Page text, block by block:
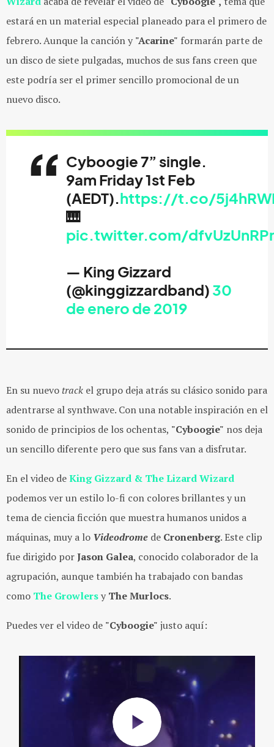
estará en un material especial planeado para el primero de
febrero. Aunque la canción y "Acarine" formarán parte de
un disco de siete pulgadas, muchos de sus fans creen que
este podría ser el primer sencillo promocional de un
nuevo disco.
Cyboogie 7” single.
9am Friday 1st Feb
(AEDT).https://t.co/
🎹
pic.twitter.com/
— King Gizzard
(@kinggizzardband) 30
de enero de 2019
En su nuevo track el grupo deja atrás su clásico sonido para
adentrarse al synthwave. Con una notable inspiración en el
sonido de principios de los ochentas, "Cyboogie" nos deja
un sencillo diferente pero que sus fans van a disfrutar.
En el video deKing Gizzard & The Lizard Wizard
podemos ver un estilo lo-fi con colores brillantes y un
tema de ciencia ficción que muestra humanos unidos a
máquinas, muy a lo Videodrome de Cronenberg. Este clip
fue dirigido porJason Galea, conocido colaborador de la
agrupación, aunque también ha trabajado con bandas
como The Growlersy The Murlocs.
Puedes ver el video de "Cyboogie" justo aquí: